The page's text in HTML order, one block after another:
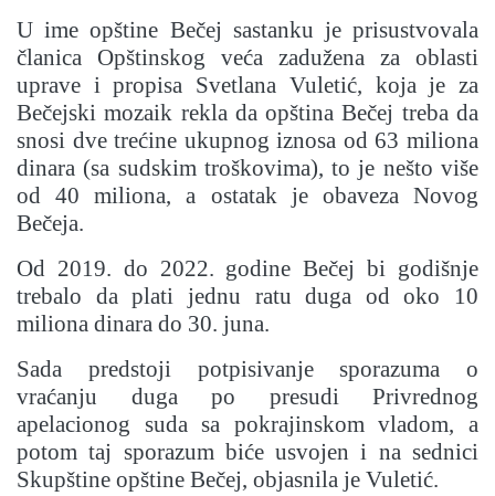
U ime opštine Bečej sastanku je prisustvovala
članica Opštinskog veća zadužena za oblasti
uprave i propisa Svetlana Vuletić, koja je za
Bečejski mozaik rekla da opština Bečej treba da
snosi dve trećine ukupnog iznosa od 63 miliona
dinara (sa sudskim troškovima), to je nešto više
od 40 miliona, a ostatak je obaveza Novog
Bečeja.
Od 2019. do 2022. godine Bečej bi godišnje
trebalo da plati jednu ratu duga od oko 10
miliona dinara do 30. juna.
Sada predstoji potpisivanje sporazuma o
vraćanju duga po presudi Privrednog
apelacionog suda sa pokrajinskom vladom, a
potom taj sporazum biće usvojen i na sednici
Skupštine opštine Bečej, objasnila je Vuletić.